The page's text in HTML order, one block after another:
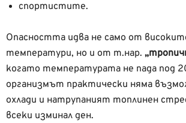
спортистите.
Опасността идва не само от
температури, но и от т.нар.
когато температурата не пада под
организмът практически няма
охлади и натрупаният топлинен
всеки изминал ден.